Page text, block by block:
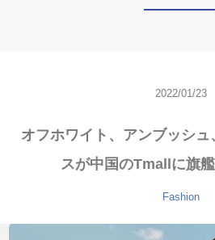
2022/01/23
オフホワイト、アンブッシ
スが中国のTmallに旗
Fashion